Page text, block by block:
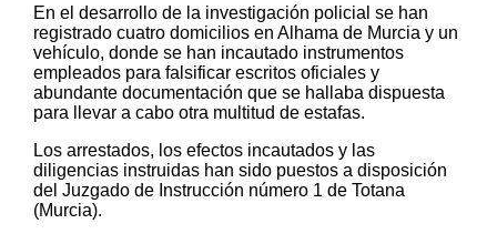
En el desarrollo de la investigación policial se han
registrado cuatro domicilios en Alhama de Murcia y un
vehículo, donde se han incautado instrumentos
empleados para falsificar escritos oficiales y
abundante documentación que se hallaba dispuesta
para llevar a cabo otra multitud de estafas.
Los arrestados, los efectos incautados y las
diligencias instruidas han sido puestos a disposición
del Juzgado de Instrucción número 1 de Totana
(Murcia).